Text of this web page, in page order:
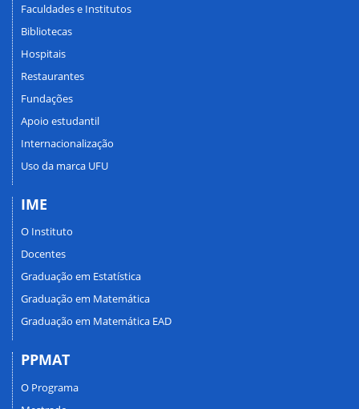
Faculdades e Institutos
Bibliotecas
Hospitais
Restaurantes
Fundações
Apoio estudantil
Internacionalização
Uso da marca UFU
IME
O Instituto
Docentes
Graduação em Estatística
Graduação em Matemática
Graduação em Matemática EAD
PPMAT
O Programa